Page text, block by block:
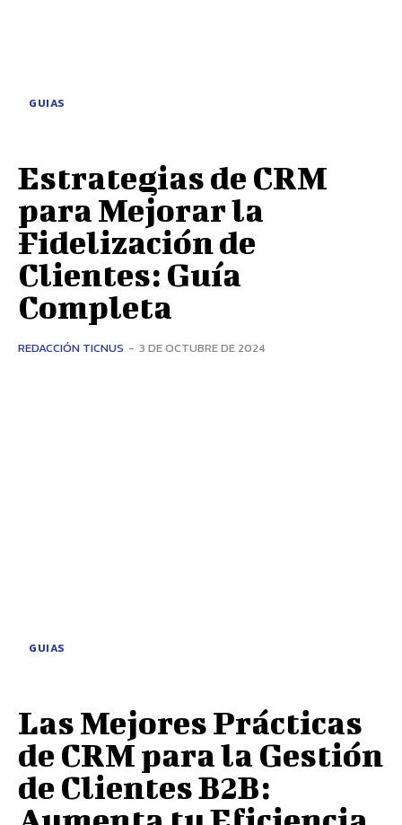
GUIAS
Estrategias de CRM
para Mejorar la
Fidelización de
Clientes: Guía
Completa
REDACCIÓN TICNUS - 3 DE OCTUBRE DE 2024
GUIAS
Las Mejores Prácticas
de CRM para la Gestión
de Clientes B2B: